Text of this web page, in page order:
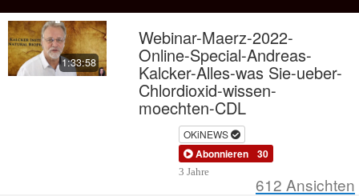
1:33:58
Webinar-Maerz-2022-
Online-Special-Andreas-
Kalcker-Alles-was Sie-ueber-
Chlordioxid-wissen-
moechten-CDL
OKiNEWS
Abonnieren 30
3 Jahre
612 Ansichten